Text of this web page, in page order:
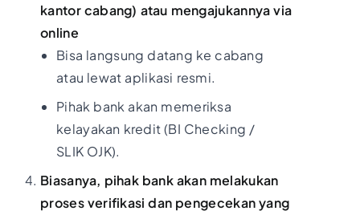
kantor cabang) atau mengajukannya via
online
Bisa langsung datang ke cabang
atau lewat aplikasi resmi.
Pihak bank akan memeriksa
kelayakan kredit (BI Checking /
SLIK OJK).
Biasanya, pihak bank akan melakukan
proses verifikasi dan pengecekan yang